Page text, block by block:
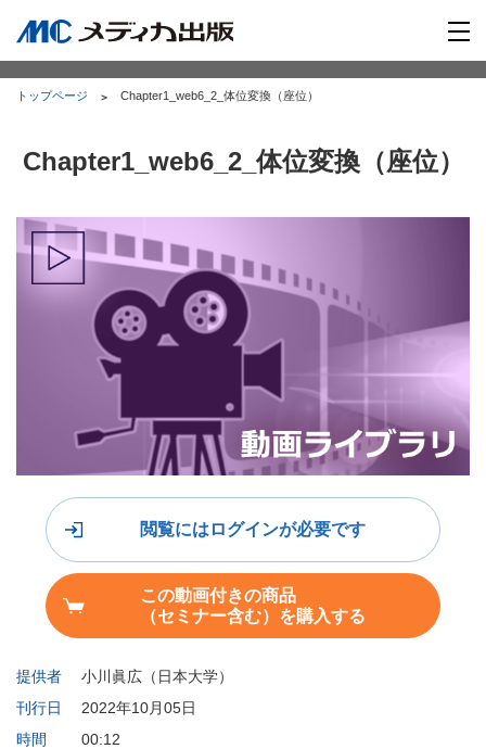
トップページ Chapter1_web6_2_体位変換（座位）
Chapter1_web6_2_体位変換（座位）
提供者
小川眞広（日本大学）
刊行日
2022年10月05日
時間
00:12
閲覧にはログインが必要です
この動画付きの商品
（セミナー含む）を購入する